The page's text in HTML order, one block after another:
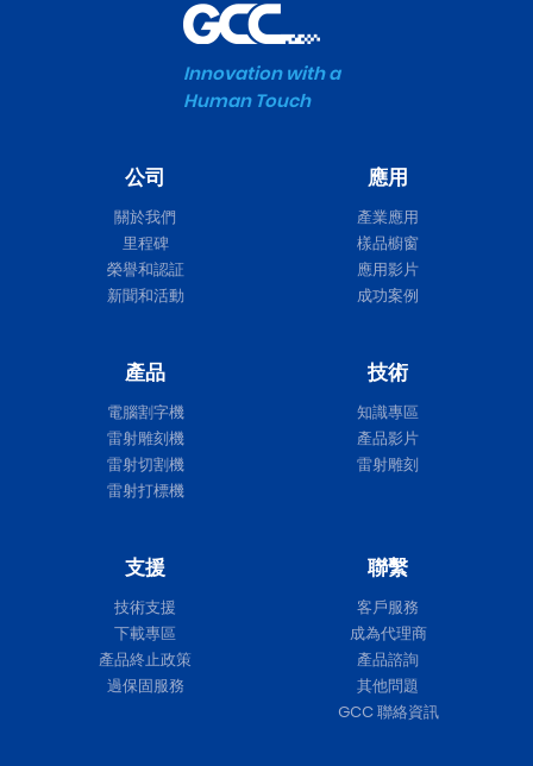
Innovation with a
Human Touch
公司
關於我們
里程碑
榮譽和認証
新聞和活動
應用
產業應用
樣品櫥窗
應用影片
成功案例
產品
電腦割字機
雷射雕刻機
雷射切割機
雷射打標機
技術
知識專區
產品影片
雷射雕刻
支援
技術支援
下載專區
產品終止政策
過保固服務
聯繫
客戶服務
成為代理商
產品諮詢
其他問題
GCC 聯絡資訊